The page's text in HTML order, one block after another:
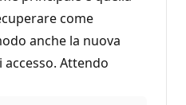
come
anche la nuova
Attendo